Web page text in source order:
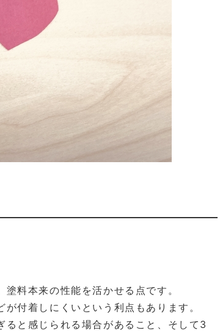
料本来の性能を活かせる点です。
付着しにくいという利点もあります。
と感じられる場合があること、そして3